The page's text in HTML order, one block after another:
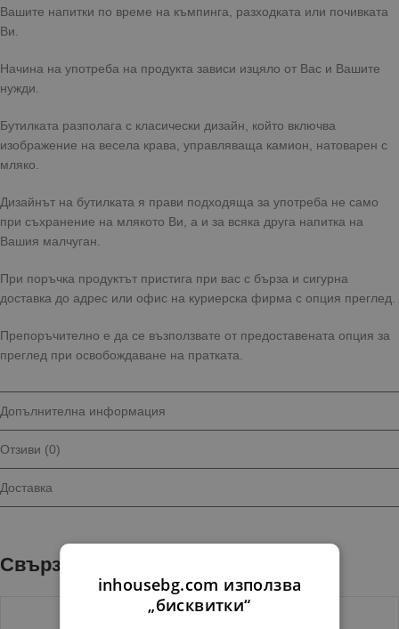
Вашите напитки по време на къмпинга, разходката или почивката
Ви.
Начина на употреба на продукта зависи изцяло от Вас и Вашите
нужди.
Бутилката разполага с класически дизайн, който включва
изображение на весела крава, управляваща камион, натоварен с
мляко.
Дизайнът на бутилката я прави подходяща за употреба не само
при съхранение на млякото Ви, а и за всяка друга напитка на
Вашия малчуган.
При поръчка продуктът пристига при вас с бърза и сигурна
доставка до адрес или офис на куриерска фирма с опция преглед.
Препоръчително е да се възползвате от предоставената опция за
преглед при освобождаване на пратката.
Допълнителна информация
Отзиви (0)
Доставка
Свързани продукти
inhousebg.com използва
„бисквитки“